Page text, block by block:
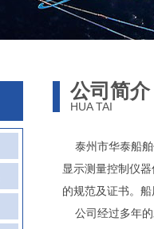
公司简介
HUA TAI
泰州市华泰船舶
显示测量控制仪
的规范及证书。
公司经过多年的